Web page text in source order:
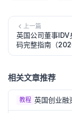
上一篇
英国公司董事IDV
码完整指南（
么是IDV码、如何
相关文章推荐
教程 英国创业融
职调查、稀